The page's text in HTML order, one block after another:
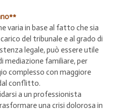
varia in base al fatto che sia
del tribunale e al grado di
legale, può essere utile
mediazione familiare, per
complesso con maggiore
conflitto.
a un professionista
una crisi dolorosa in